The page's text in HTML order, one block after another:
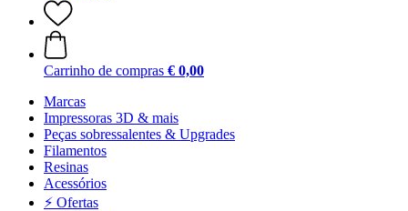
Carrinho de compras € 0,00
Marcas
Impressoras 3D & mais
Peças sobressalentes & Upgrades
Filamentos
Resinas
Acessórios
⚡ Ofertas